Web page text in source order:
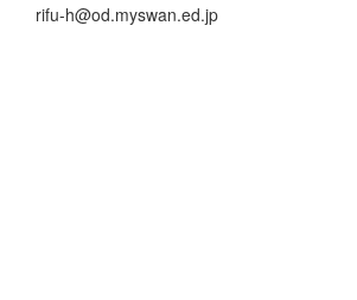
rifu-h@od.myswan.ed.jp